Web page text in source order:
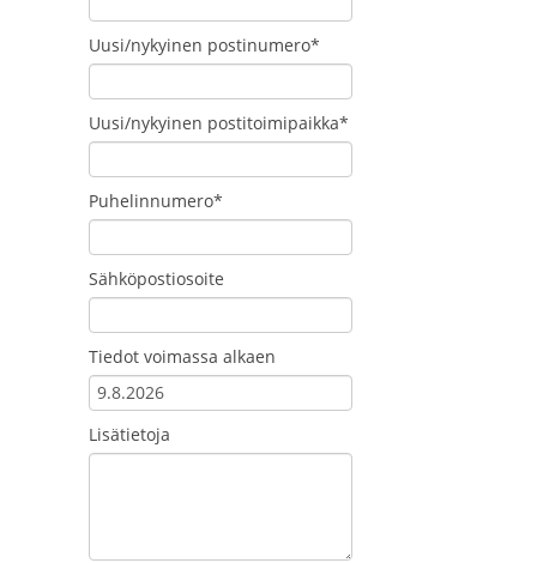
Uusi/nykyinen postinumero*
Uusi/nykyinen postitoimipaikka*
Puhelinnumero*
Sähköpostiosoite
Tiedot voimassa alkaen
Lisätietoja